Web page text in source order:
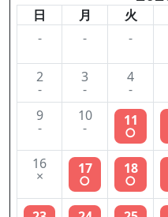
日 月 火
-
- -
2
-
3
-
4
-
9
-
10
- 11
○
16
× 17
○
18
○